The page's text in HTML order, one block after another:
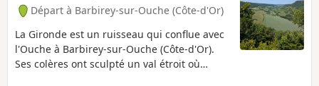
Départ à Barbirey-sur-Ouche (Côte-d'Or)
La Gironde est un ruisseau qui conflue avec
l'Ouche à Barbirey-sur-Ouche (Côte-d'Or).
Ses colères ont sculpté un val étroit où